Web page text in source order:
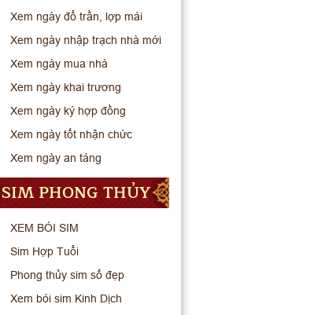
Xem ngày đổ trần, lợp mái
Xem ngày nhập trạch nhà mới
Xem ngày mua nhà
Xem ngày khai trương
Xem ngày ký hợp đồng
Xem ngày tốt nhận chức
Xem ngày an táng
SIM PHONG THỦY
XEM BÓI SIM
Sim Hợp Tuổi
Phong thủy sim số đẹp
Xem bói sim Kinh Dịch